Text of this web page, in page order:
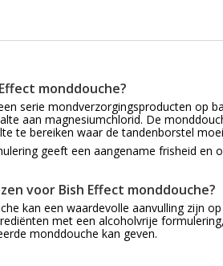
monddouche?
serie mondverzorgingsproducten op
aan magnesiumchlorid. De
te bereiken waar de tandenborstel
geeft een aangename frisheid en
voor Bish Effect monddouche?
kan een waardevolle aanvulling zijn
met een alcoholvrije
monddouche kan geven.